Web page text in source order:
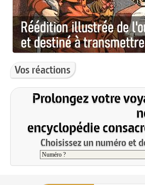
Vos réactions
Prolongez votre
encyclopédie
Choisissez un numéro et